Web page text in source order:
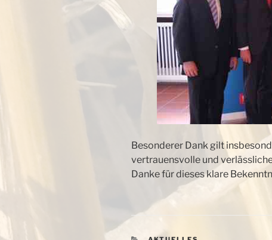
Besonderer Dank gilt
vertrauensvolle und
Danke für dieses klare